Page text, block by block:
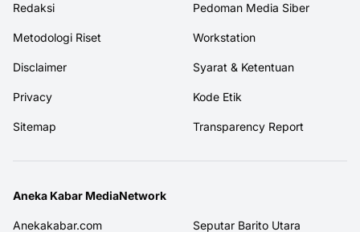
Redaksi Pedoman Media Siber
Metodologi Riset Workstation
Disclaimer Syarat & Ketentuan
Privacy Kode Etik
Sitemap Transparency Report
Aneka Kabar MediaNetwork
Anekakabar.com Seputar Barito Utara